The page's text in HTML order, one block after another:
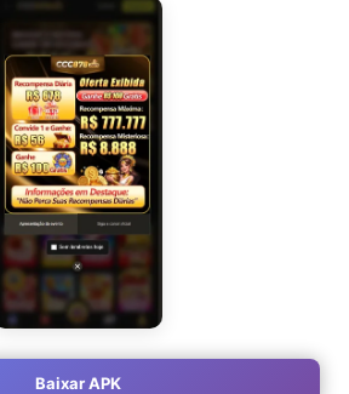
Baixar APK